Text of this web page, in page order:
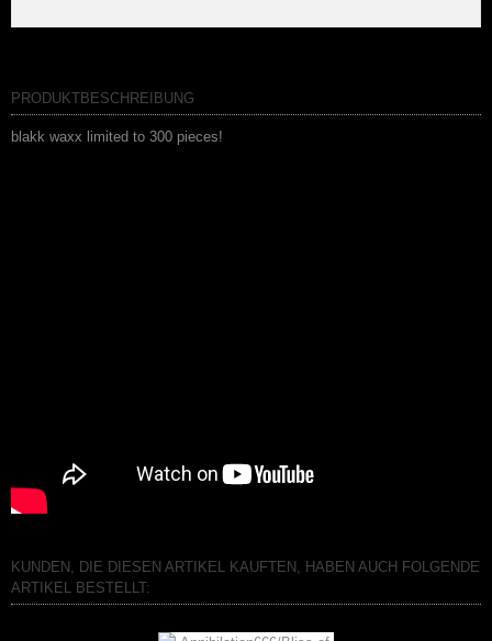
PRODUKTBESCHREIBUNG
blakk waxx limited to 300 pieces!
KUNDEN, DIE DIESEN ARTIKEL KAUFTEN, HABEN AUCH FOLGENDE
ARTIKEL BESTELLT: